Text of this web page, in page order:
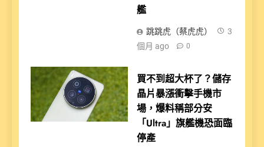
艦
跳跳虎（蔡虎虎）
3
個月 ago
0
買不到超大杯了？儲存
晶片暴漲衝擊手機市
場，爆料稱部分安
「Ultra」旗艦機恐面臨
停產